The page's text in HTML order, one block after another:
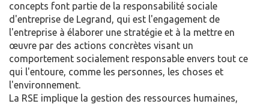
concepts font partie de la responsabilité sociale
d'entreprise de Legrand, qui est l'engagement de
l'entreprise à élaborer une stratégie et à la mettre en
œuvre par des actions concrètes visant un
comportement socialement responsable envers tout ce
qui l'entoure, comme les personnes, les choses et
l'environnement.
La RSE implique la gestion des ressources humaines,